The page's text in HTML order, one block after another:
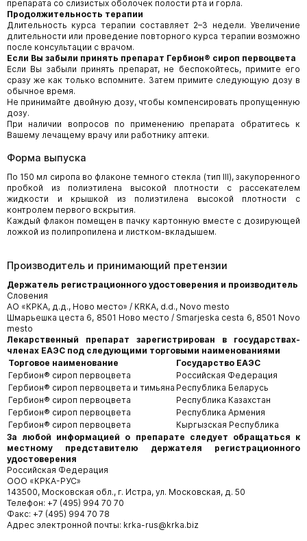
препарата со слизистых оболочек полости рта и горла.
Продолжительность терапии
Длительность курса терапии составляет 2–3 недели. Увеличение
длительности или проведение повторного курса терапии возможно
после консультации с врачом.
Если Вы забыли принять препарат Гербион® сироп первоцвета
Если Вы забыли принять препарат, не беспокойтесь, примите его
сразу же как только вспомните. Затем примите следующую дозу в
обычное время.
Не принимайте двойную дозу, чтобы компенсировать пропущенную
дозу.
При наличии вопросов по применению препарата обратитесь к
Вашему лечащему врачу или работнику аптеки.
Форма выпуска
По 150 мл сиропа во флаконе темного стекла (тип III), закупоренного
пробкой из полиэтилена высокой плотности с рассекателем
жидкости и крышкой из полиэтилена высокой плотности с
контролем первого вскрытия.
Каждый флакон помещен в пачку картонную вместе с дозирующей
ложкой из полипропилена и листком-вкладышем.
Производитель и принимающий претензии
Держатель регистрационного удостоверения и производитель
Словения
АО «КРКА, д.д., Ново место» / KRKA, d.d., Novo mesto
Шмарьешка цеста 6, 8501 Ново место / Smarjeska cesta 6, 8501 Novo
mesto
Лекарственный препарат зарегистрирован в государствах-
членах ЕАЭС под следующими торговыми наименованиями
Торговое наименование
Государство ЕАЭС
Гербион® сироп первоцвета
Российская Федерация
Гербион® сироп первоцвета и тимьяна Республика Беларусь
Гербион® сироп первоцвета
Республика Казахстан
Гербион® сироп первоцвета
Республика Армения
Гербион® сироп первоцвета
Кыргызская Республика
За любой информацией о препарате следует обращаться к
местному представителю держателя регистрационного
удостоверения
Российская Федерация
ООО «КРКА-РУС»
143500, Московская обл., г. Истра, ул. Московская, д. 50
Телефон: +7 (495) 994 70 70
Факс: +7 (495) 994 70 78
Адрес электронной почты: krka-rus@krka.biz